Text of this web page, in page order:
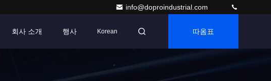
info@doproindustrial.com
회사 소개 행사 Korean 따옴표